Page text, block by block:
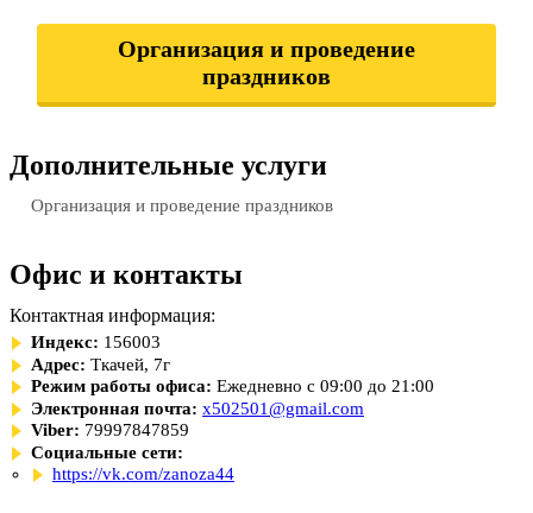
Организация и проведение
праздников
Дополнительные услуги
Организация и проведение праздников
Офис и контакты
Контактная информация:
Индекс: 156003
Адрес: Ткачей, 7г
Режим работы офиса: Ежедневно с 09:00 до 21:00
Электронная почта: x502501@gmail.com
Viber: 79997847859
Социальные сети:
https://vk.com/zanoza44